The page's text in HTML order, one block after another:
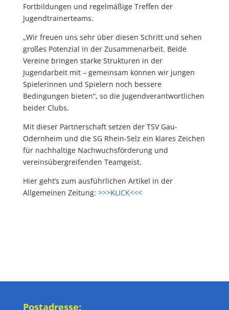
Fortbildungen und regelmäßige Treffen der
Jugendtrainerteams.
„Wir freuen uns sehr über diesen Schritt und sehen
großes Potenzial in der Zusammenarbeit. Beide
Vereine bringen starke Strukturen in der
Jugendarbeit mit – gemeinsam können wir jungen
Spielerinnen und Spielern noch bessere
Bedingungen bieten“, so die Jugendverantwortlichen
beider Clubs.
Mit dieser Partnerschaft setzen der TSV Gau-
Odernheim und die SG Rhein-Selz ein klares Zeichen
für nachhaltige Nachwuchsförderung und
vereinsübergreifenden Teamgeist.
Hier geht’s zum ausführlichen Artikel in der
Allgemeinen Zeitung: >>>KLICK<<<
Postadresse: